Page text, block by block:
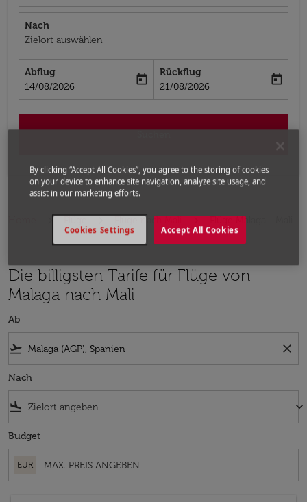
Nach
Zielort auswählen
Abflug
fc-booking-departure-date-aria-label
14/08/2026
today
Rückflug
fc-booking-return-date-aria-label
21/08/2026
today
Flüge Flüge nach Mali Flüge Malaga - Mali
Die billigsten Tarife für Flüge von
Malaga nach Mali
Ab
flight_takeoff close
Nach
flight_land keyboard_arrow_down
Budget
EUR
By clicking “Accept All Cookies”, you agree to the storing of cookies
on your device to enhance site navigation, analyze site usage, and
assist in our marketing efforts.
Accept All Cookies
Cookies Settings